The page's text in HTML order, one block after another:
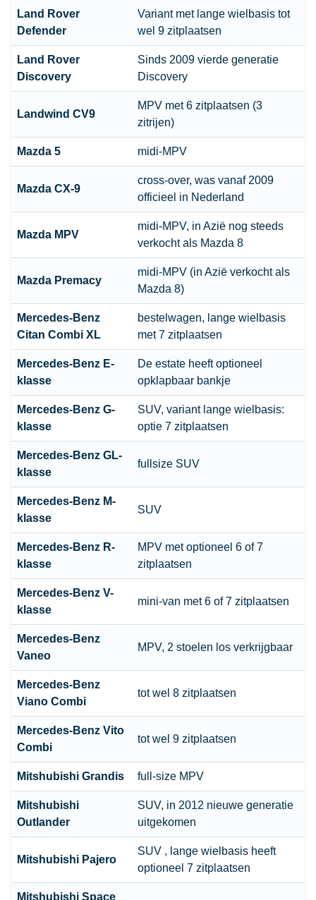
Land Rover
Defender
Variant met lange wielbasis tot
wel 9 zitplaatsen
Land Rover
Discovery
Sinds 2009 vierde generatie
Discovery
Landwind CV9
MPV met 6 zitplaatsen (3
zitrijen)
Mazda 5 midi-MPV
Mazda CX-9
cross-over, was vanaf 2009
officieel in Nederland
Mazda MPV
midi-MPV, in Azië nog steeds
verkocht als Mazda 8
Mazda Premacy
midi-MPV (in Azië verkocht als
Mazda 8)
Mercedes-Benz
Citan Combi XL
bestelwagen, lange wielbasis
met 7 zitplaatsen
Mercedes-Benz E-
klasse
De estate heeft optioneel
opklapbaar bankje
Mercedes-Benz G-
klasse
SUV, variant lange wielbasis:
optie 7 zitplaatsen
Mercedes-Benz GL-
klasse
fullsize SUV
Mercedes-Benz M-
klasse
SUV
Mercedes-Benz R-
klasse
MPV met optioneel 6 of 7
zitplaatsen
Mercedes-Benz V-
klasse
mini-van met 6 of 7 zitplaatsen
Mercedes-Benz
Vaneo
MPV, 2 stoelen los verkrijgbaar
Mercedes-Benz
Viano Combi
tot wel 8 zitplaatsen
Mercedes-Benz Vito
Combi
tot wel 9 zitplaatsen
Mitshubishi Grandis full-size MPV
Mitshubishi
Outlander
SUV, in 2012 nieuwe generatie
uitgekomen
Mitshubishi Pajero
SUV , lange wielbasis heeft
optioneel 7 zitplaatsen
Mitshubishi Space